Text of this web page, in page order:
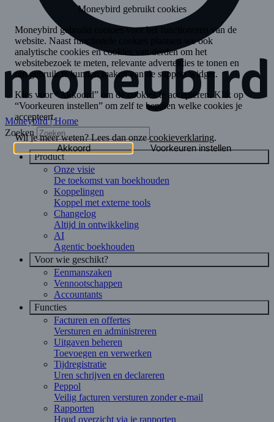
Moneybird | Home
Zoeken
Product
Onze visie
De toekomst van boekhouden
Koppelingen
Koppel met externe tools
Changelog
Altijd in ontwikkeling
AI
Agentic boekhouden
Voor wie geschikt?
Eenmanszaken
Vennootschappen
Accountants
Functies
Facturen en offertes
Versturen en administreren
Uitgaven beheren
Toevoegen en verwerken
Tijdregistratie
Uren schrijven en declareren
Peppol
Veilig facturen versturen zonder e-mail
Rapporten
Houd overzicht via je rapporten